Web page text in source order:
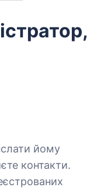
йому
контакти.